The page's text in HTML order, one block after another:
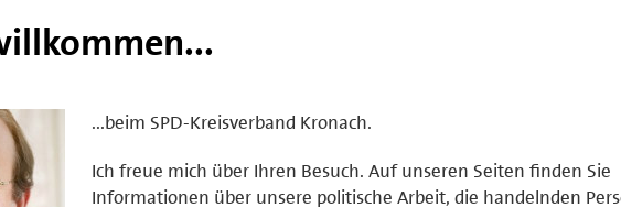
...beim SPD-Kreisverband Kronach.
Ich freue mich über Ihren Besuch. Auf unseren Seiten finden Sie
Informationen über unsere politische Arbeit, die handelnden